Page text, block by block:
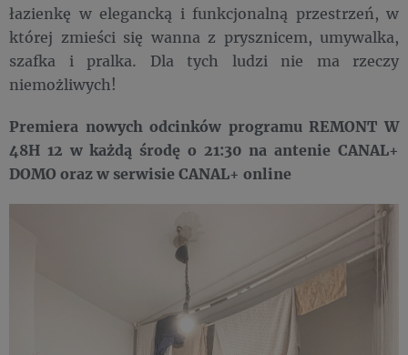
łazienkę w elegancką i funkcjonalną przestrzeń, w
której zmieści się wanna z prysznicem, umywalka,
szafka i pralka. Dla tych ludzi nie ma rzeczy
niemożliwych!
Premiera nowych odcinków programu REMONT W
48H 12 w każdą środę o 21:30 na antenie CANAL+
DOMO oraz w serwisie CANAL+ online